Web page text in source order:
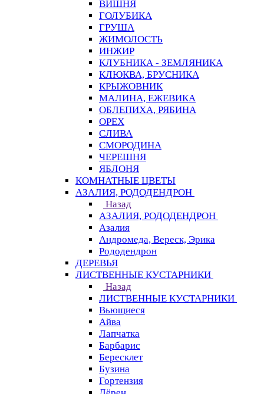
ВИШНЯ
ГОЛУБИКА
ГРУША
ЖИМОЛОСТЬ
ИНЖИР
КЛУБНИКА - ЗЕМЛЯНИКА
КЛЮКВА, БРУСНИКА
КРЫЖОВНИК
МАЛИНА, ЕЖЕВИКА
ОБЛЕПИХА, РЯБИНА
ОРЕХ
СЛИВА
СМОРОДИНА
ЧЕРЕШНЯ
ЯБЛОНЯ
КОМНАТНЫЕ ЦВЕТЫ
АЗАЛИЯ, РОДОДЕНДРОН
Назад
АЗАЛИЯ, РОДОДЕНДРОН
Азалия
Андромеда, Вереск, Эрика
Рододендрон
ДЕРЕВЬЯ
ЛИСТВЕННЫЕ КУСТАРНИКИ
Назад
ЛИСТВЕННЫЕ КУСТАРНИКИ
Вьющиеся
Айва
Лапчатка
Барбарис
Бересклет
Бузина
Гортензия